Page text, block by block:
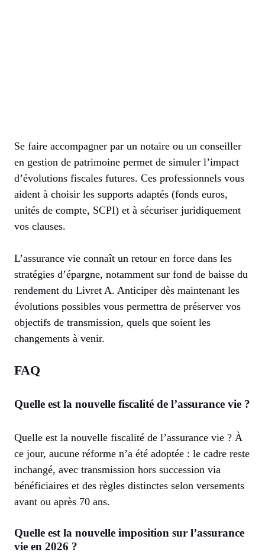
Se faire accompagner par un notaire ou un conseiller
en gestion de patrimoine permet de simuler l’impact
d’évolutions fiscales futures. Ces professionnels vous
aident à choisir les supports adaptés (fonds euros,
unités de compte, SCPI) et à sécuriser juridiquement
vos clauses.
L’assurance vie connaît un retour en force dans les
stratégies d’épargne, notamment sur fond de baisse du
rendement du Livret A. Anticiper dès maintenant les
évolutions possibles vous permettra de préserver vos
objectifs de transmission, quels que soient les
changements à venir.
FAQ
Quelle est la nouvelle fiscalité de l’assurance vie ?
Quelle est la nouvelle fiscalité de l’assurance vie ? À
ce jour, aucune réforme n’a été adoptée : le cadre reste
inchangé, avec transmission hors succession via
bénéficiaires et des règles distinctes selon versements
avant ou après 70 ans.
Quelle est la nouvelle imposition sur l’assurance
vie en 2026 ?